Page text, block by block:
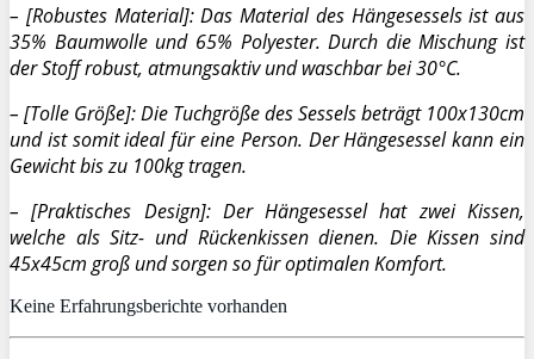
– [Robustes Material]: Das Material des Hängesessels ist aus
35% Baumwolle und 65% Polyester. Durch die Mischung ist
der Stoff robust, atmungsaktiv und waschbar bei 30°C.
– [Tolle Größe]: Die Tuchgröße des Sessels beträgt 100x130cm
und ist somit ideal für eine Person. Der Hängesessel kann ein
Gewicht bis zu 100kg tragen.
– [Praktisches Design]: Der Hängesessel hat zwei Kissen,
welche als Sitz- und Rückenkissen dienen. Die Kissen sind
45x45cm groß und sorgen so für optimalen Komfort.
Keine Erfahrungsberichte vorhanden